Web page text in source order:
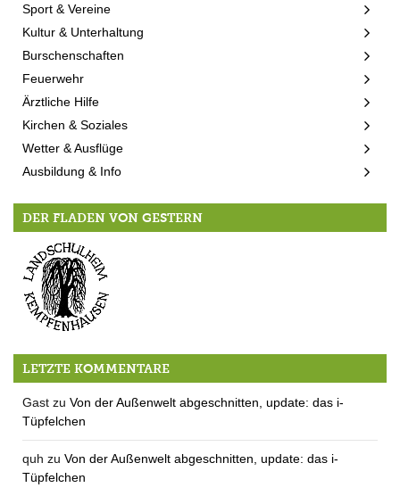
Sport & Vereine
Kultur & Unterhaltung
Burschenschaften
Feuerwehr
Ärztliche Hilfe
Kirchen & Soziales
Wetter & Ausflüge
Ausbildung & Info
DER FLADEN VON GESTERN
„Wie optimiere ich als Eltern oder Lehrer …
LETZTE KOMMENTARE
Gast zu Von der Außenwelt abgeschnitten, update: das i-
Tüpfelchen
quh zu Von der Außenwelt abgeschnitten, update: das i-
Tüpfelchen